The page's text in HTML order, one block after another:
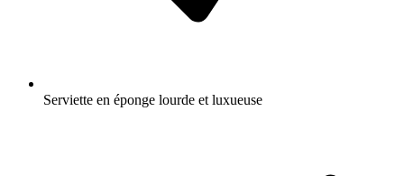
Serviette en éponge lourde et luxueuse